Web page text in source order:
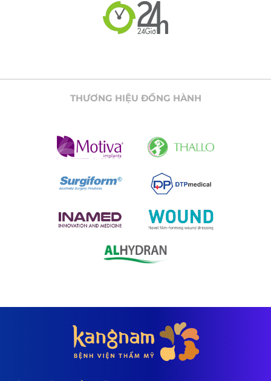
THƯƠNG HIỆU ĐỒNG HÀNH